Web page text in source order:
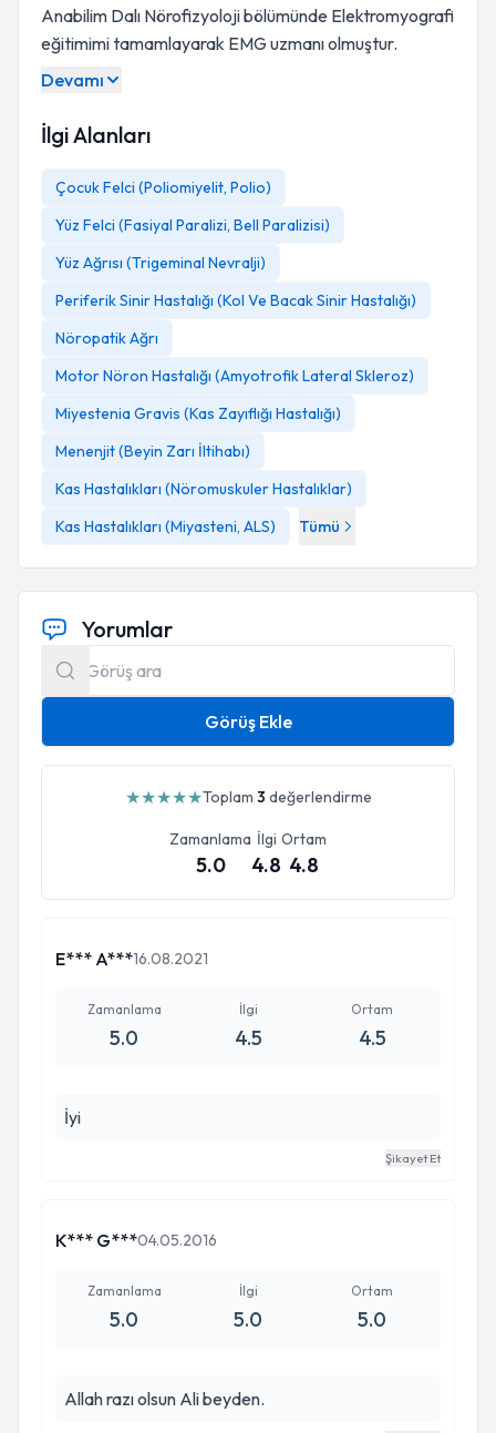
Anabilim Dalı Nörofizyoloji bölümünde Elektromyografi
eğitimimi tamamlayarak EMG uzmanı olmuştur.
Tıp eğitiminin yanısıra 1988 yılında Akapunktur ve
çalışmalar yapmaya başlayan
Çin'de ilgi ve tecrübelerini artırmak amacıyla birçok
ve sinirle ilgili pek çok hastalıkta tedavi yaklaşımları
yanısıra Akupunktur Nöral Terapi Laser Fitoterapi
Manyetik alan TMS ve ozon tedavileri uygulamaktadır.
kurslarına katılarak akupunktur uzmanı unvanı alan
Kırklareli Üniversitesi'nde öğretim üyesi
olarak görev yapmasının yanısıra İstanbul'da hizmet
devam etmektedir.
Devamı
İlgi Alanları
Çocuk Felci (Poliomiyelit, Polio)
Yüz Felci (Fasiyal Paralizi, Bell Paralizisi)
Yüz Ağrısı (Trigeminal Nevralji)
Periferik Sinir Hastalığı (Kol Ve Bacak Sinir Hastalığı)
Nöropatik Ağrı
Motor Nöron Hastalığı (Amyotrofik Lateral Skleroz)
Miyestenia Gravis (Kas Zayıflığı Hastalığı)
Menenjit (Beyin Zarı İltihabı)
Kas Hastalıkları (Nöromuskuler Hastalıklar)
Kas Hastalıkları (Miyasteni, ALS)
Tümü
Yorumlar
Görüş Ekle
★★★★★Toplam 3 değerlendirme
Zamanlama
5.0
İlgi
4.8
Ortam
4.8
E*** A***16.08.2021
Zamanlama
5.0
İlgi
4.5
Ortam
4.5
İyi
Şikayet Et
K*** G***04.05.2016
Zamanlama
5.0
İlgi
5.0
Ortam
5.0
Allah razı olsun Ali beyden.